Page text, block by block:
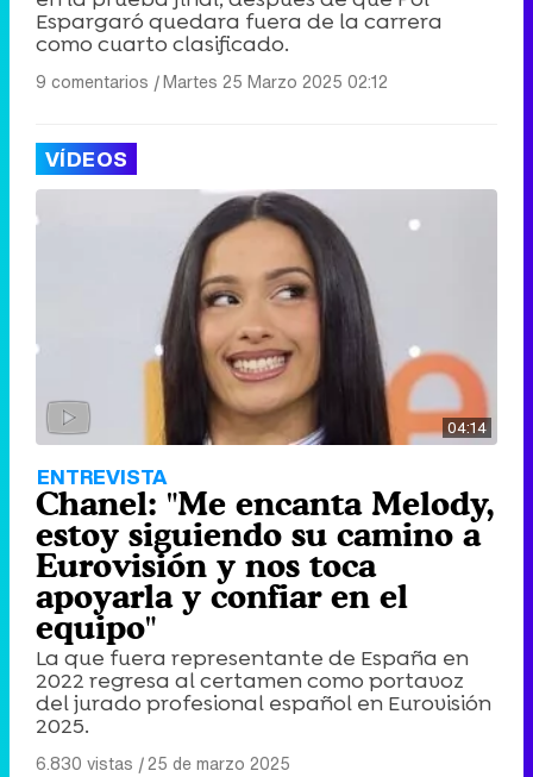
Espargaró quedara fuera de la carrera
como cuarto clasificado.
9 comentarios |Martes 25 Marzo 2025 02:12
VÍDEOS
04:14
ENTREVISTA
Chanel: "Me encanta Melody,
estoy siguiendo su camino a
Eurovisión y nos toca
apoyarla y confiar en el
equipo"
La que fuera representante de España en
2022 regresa al certamen como portavoz
del jurado profesional español en Eurovisión
2025.
6.830 vistas |25 de marzo 2025